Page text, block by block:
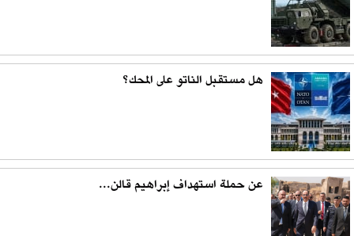
هل مستقبل الناتو على المحك؟
عن حملة استهداف إبراهيم قالن...